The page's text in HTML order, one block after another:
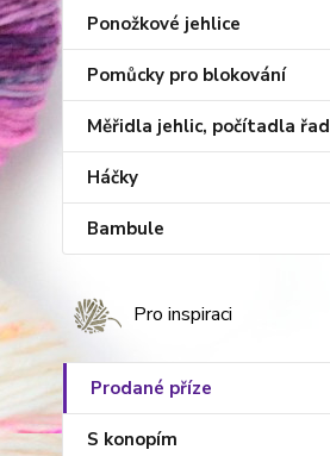
Ponožkové jehlice
Pomůcky pro blokování
Měřidla jehlic, počítadla řad
Háčky
Bambule
Pro inspiraci
Prodané příze
S konopím